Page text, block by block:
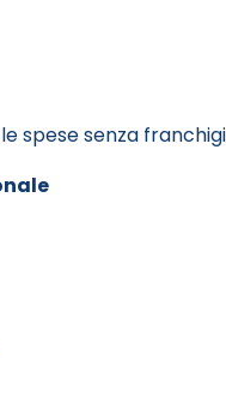
spese senza